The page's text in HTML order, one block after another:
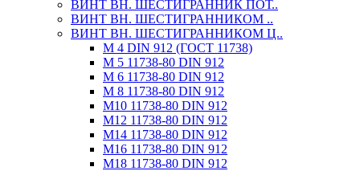
ВИНТ ВН. ШЕСТИГРАННИК ПОТ..
ВИНТ ВН. ШЕСТИГРАННИКОМ ..
ВИНТ ВН. ШЕСТИГРАННИКОМ Ц..
М 4 DIN 912 (ГОСТ 11738)
М 5 11738-80 DIN 912
М 6 11738-80 DIN 912
М 8 11738-80 DIN 912
М10 11738-80 DIN 912
М12 11738-80 DIN 912
М14 11738-80 DIN 912
М16 11738-80 DIN 912
М18 11738-80 DIN 912